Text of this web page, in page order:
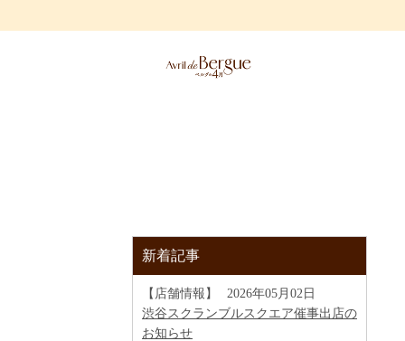
新着記事
【店舗情報】
2026年05月02日
渋谷スクランブルスクエア催事出店の
お知らせ